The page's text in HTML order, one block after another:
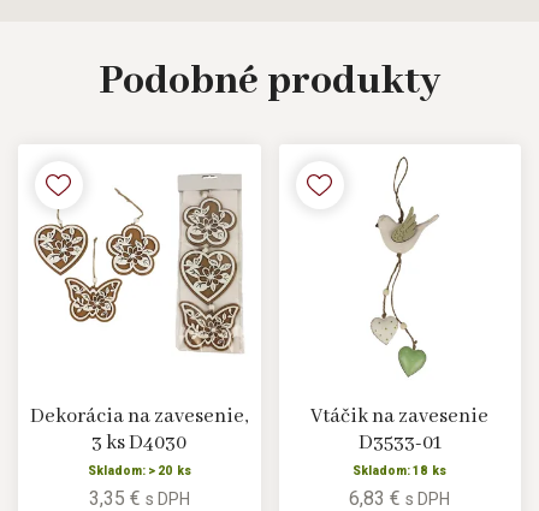
Podobné produkty
Dekorácia na zavesenie,
3 ks D4030
Skladom: > 20 ks
3,35 € s DPH
Vtáčik na zavesenie
D3533-01
Skladom: 18 ks
6,83 €s DPH